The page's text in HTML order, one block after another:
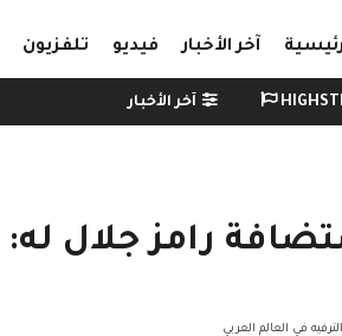
آخر الأخبار فيديو تلفزيون
آخر الأخبار
رامز جلال